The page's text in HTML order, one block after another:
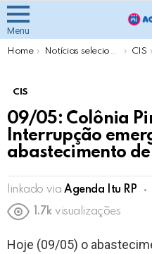
Menu
You are here:
Home Notícias selecionadas pela Agenda Itu CIS
CIS
09/05: Colônia
Interrupção
abastecimento
linkado via Agenda Itu RP
1.7k visualizações
Hoje (09/05) o